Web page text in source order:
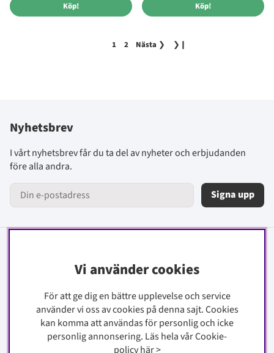
Köp! Köp!
1 2 Nästa ❯ ❯❙
Nyhetsbrev
I vårt nyhetsbrev får du ta del av nyheter och erbjudanden
före alla andra.
Signa upp
Integritetspolicy
Cookiepolicy
Vi använder cookies
För att ge dig en bättre upplevelse och service
använder vi oss av cookies på denna sajt.Cookies
kan komma att användas för personlig och icke
personlig annonsering. Läs hela vår Cookie-
policyhär>